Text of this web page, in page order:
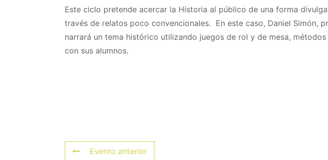
Este ciclo pretende acercar la Historia al público de una forma
través de relatos poco convencionales. En este caso, Daniel Simón,
narrará un tema histórico utilizando juegos de rol y de mesa,
con sus alumnos.
Evento anterior